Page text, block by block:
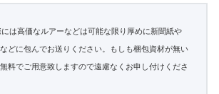
は高価なルアーなどは可能な限り厚めに新聞紙や
どに包んでお送りください。
もしも梱包資材が無い
料でご用意致しますので遠慮なくお申し付けくださ